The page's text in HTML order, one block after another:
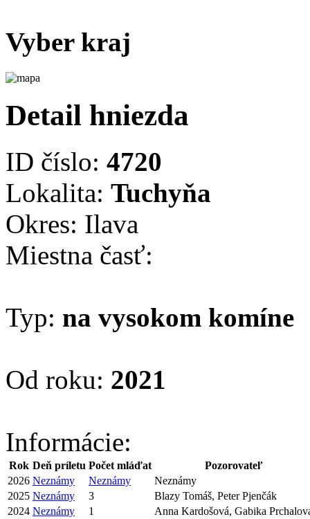
Vyber kraj
Detail hniezda
ID číslo: 4720
Lokalita: Tuchyňa
Okres: Ilava
Miestna časť:
Typ: na vysokom komíne
Od roku: 2021
Informácie:
Rok Deň príletu Počet mláďat
Pozorovateľ
2026 Neznámy Neznámy
Neznámy
2025 Neznámy 3
Blazy Tomáš, Peter Pjenčák
2024 Neznámy 1
Anna Kardošová, Gabika